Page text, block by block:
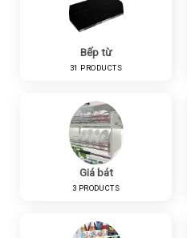
Bếp từ
31 PRODUCTS
Giá bát
3 PRODUCTS